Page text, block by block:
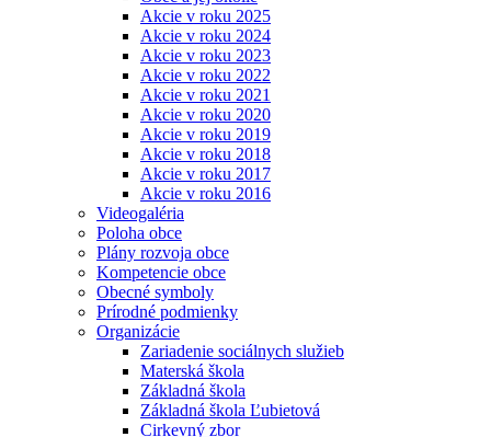
Akcie v roku 2025
Akcie v roku 2024
Akcie v roku 2023
Akcie v roku 2022
Akcie v roku 2021
Akcie v roku 2020
Akcie v roku 2019
Akcie v roku 2018
Akcie v roku 2017
Akcie v roku 2016
Videogaléria
Poloha obce
Plány rozvoja obce
Kompetencie obce
Obecné symboly
Prírodné podmienky
Organizácie
Zariadenie sociálnych služieb
Materská škola
Základná škola
Základná škola Ľubietová
Cirkevný zbor